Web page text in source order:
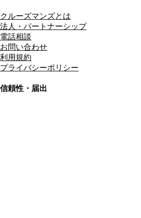
クルーズマンズとは
法人・パートナーシップ
電話相談
お問い合わせ
利用規約
プライバシーポリシー
信頼性・届出